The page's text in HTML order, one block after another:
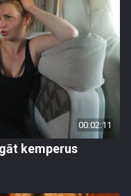
00:02:11
kemperus